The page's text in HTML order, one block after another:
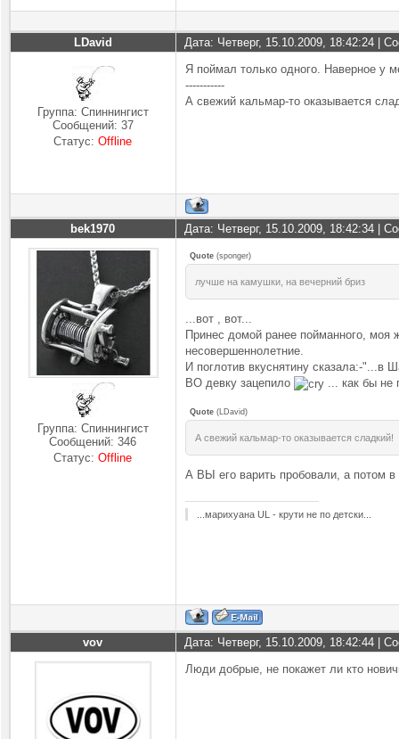
LDavid Дата: Четверг, 15.10.2009, 18:42:24 |
Группа: Спиннингист
Сообщений: 37
Статус:Offline
Я поймал только одного. Наверное у
-----------
А свежий кальмар-то оказывается
bek1970 Дата: Четверг, 15.10.2009, 18:42:34 |
Группа: Спиннингист
Сообщений:346
Статус:Offline
Quote (sponger)
лучше на камушки, на вечерний бриз
...вот , вот...
Принес домой ранее пойманного,
несовершеннолетние.
И поглотив вкуснятину сказала:-
ВО девку зацепило
... как бы не
Quote ( LDavid)
А свежий кальмар-то оказывается сладкий!
А ВЫ его варить пробовали, а
...марихуана UL - крути не по детски...
vov
Дата: Четверг, 15.10.2009, 18:42:44 |
Люди добрые, не покажет ли кто